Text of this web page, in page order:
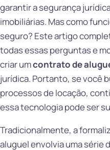
garantir a segurança
imobiliárias. Mas como
seguro? Este artigo
todas essas perguntas e
criar umcontrato de
jurídica. Portanto, se você
processos de locação,
essa tecnologia pode ser
Tradicionalmente, a
aluguel envolvia uma série